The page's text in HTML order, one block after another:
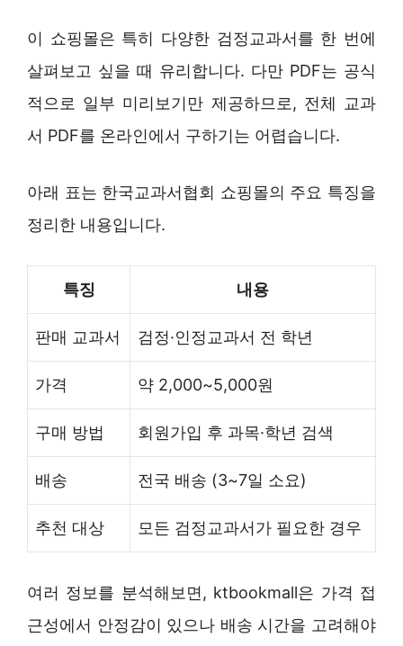
이 쇼핑몰은 특히 다양한 검정교과서를 한 번에
살펴보고 싶을 때 유리합니다. 다만 PDF는 공식
적으로 일부 미리보기만 제공하므로, 전체 교과
서 PDF를 온라인에서 구하기는 어렵습니다.
아래 표는 한국교과서협회 쇼핑몰의 주요 특징을
정리한 내용입니다.
특징 내용
판매 교과서 검정·인정교과서 전 학년
가격 약 2,000~5,000원
구매 방법 회원가입 후 과목·학년 검색
배송 전국 배송 (3~7일 소요)
추천 대상 모든 검정교과서가 필요한 경우
여러 정보를 분석해보면, ktbookmall은 가격 접
근성에서 안정감이 있으나 배송 시간을 고려해야